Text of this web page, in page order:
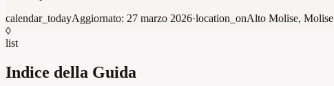
calendar_todayAggiornato: 27 marzo 2026·location_onAlto Molise, Molise
◊
list
Indice della Guida